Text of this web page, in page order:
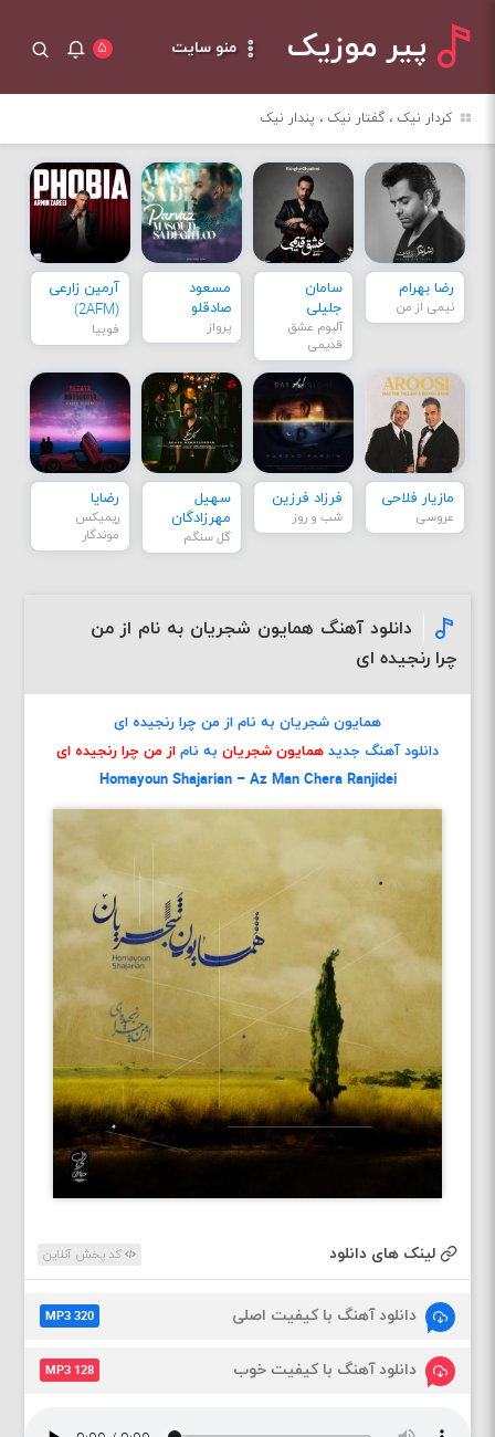
پیر موزیک منو سایت ۵
کردار نیک ، گفتار نیک ، پندار نیک
رضا بهرام
نیمی از من
سامان
جلیلی
آلبوم عشق
قدیمی
مسعود
صادقلو
پرواز
آرمین زارعی
(2AFM)
فوبیا
مازیار فلاحی
عروسی
فرزاد فرزین
شب و روز
سهیل
مهرزادگان
گل سنگم
رضایا
ریمیکس
موندگار
دانلود آهنگ همایون شجریان به نام از من
چرا رنجیده ای
همایون شجریان به نام از من چرا رنجیده ای
دانلود آهنگ جدید همایون شجریان به نام از من چرا رنجیده ای
Homayoun Shajarian – Az Man Chera Ranjidei
لینک های دانلود کد پخش آنلاین
دانلود آهنگ با کیفیت اصلی MP3 320
دانلود آهنگ با کیفیت خوب MP3 128